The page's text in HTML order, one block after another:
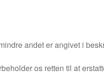
andet er angivet i
os retten til at